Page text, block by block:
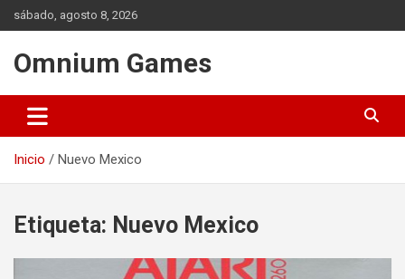
Saltar
al
sábado, agosto 8, 2026
Omnium Games
Inicio Nuevo Mexico
Etiqueta: Nuevo Mexico